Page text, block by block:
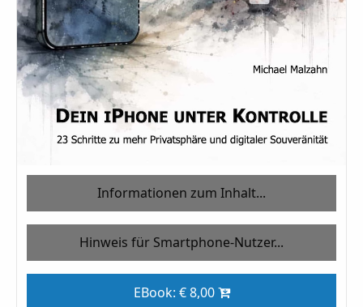
Informationen zum Inhalt...
Hinweis für Smartphone-Nutzer...
EBook: € 8,00